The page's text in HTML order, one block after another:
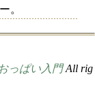
。
っぱい入門All rig